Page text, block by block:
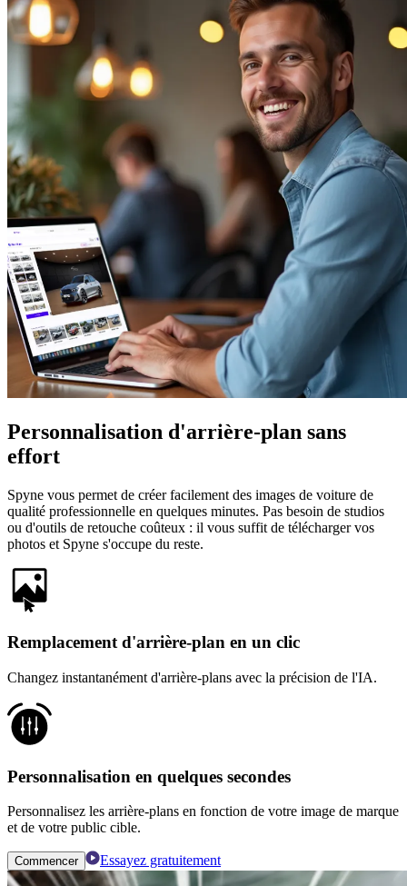
Personnalisation d'arrière-plan sans
effort
Spyne vous permet de créer facilement des images de voiture de
qualité professionnelle en quelques minutes. Pas besoin de studios
ou d'outils de retouche coûteux : il vous suffit de télécharger vos
photos et Spyne s'occupe du reste.
Remplacement d'arrière-plan en un clic
Changez instantanément d'arrière-plans avec la précision de l'IA.
Personnalisation en quelques secondes
Personnalisez les arrière-plans en fonction de votre image de marque
et de votre public cible.
Commencer Essayez gratuitement